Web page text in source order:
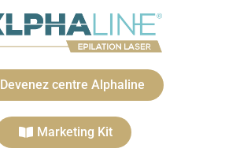
Devenez centre Alphaline
Marketing Kit